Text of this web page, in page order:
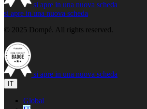
si apre in una nuova scheda
si apre in una nuova scheda
© 2025 Dompé. All rights reserved.
si apre in una nuova scheda
IT
Global